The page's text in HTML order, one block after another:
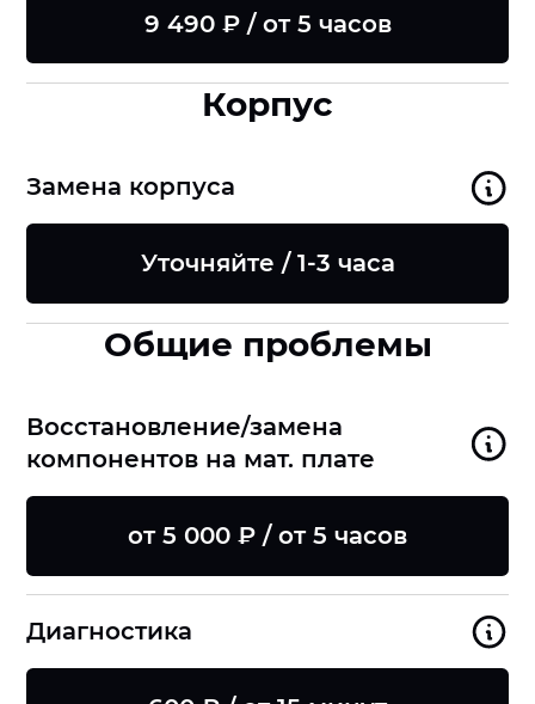
9 490 ₽ / от 5 часов
Корпус
Замена корпуса
Уточняйте / 1-3 часа
Общие проблемы
Восстановление/замена
компонентов на мат. плате
от 5 000 ₽ / от 5 часов
Диагностика